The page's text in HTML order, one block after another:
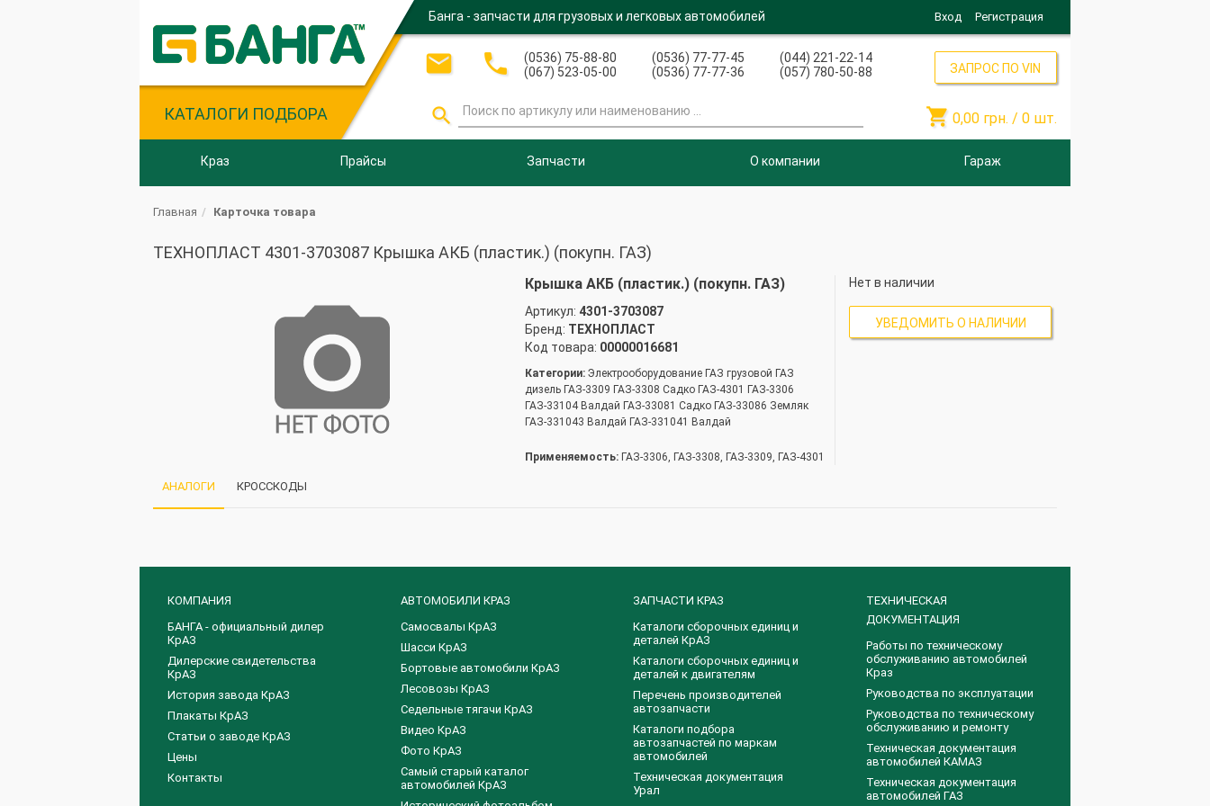
КАТАЛОГИ ПОДБОРА
Банга - запчасти для грузовых и легковых автомобилей Вход Регистрация
 
(0536) 75-88-80
(067) 523-05-00
(0536) 77-77-45
(0536) 77-77-36
(044) 221-22-14
(057) 780-50-88

ЗАПРОС ПО VIN
 0,00 грн. / 0 шт.
Краз Прайсы Запчасти О компании Гараж
Главная Карточка товара
ТЕХНОПЛАСТ 4301-3703087 Крышка АКБ (пластик.) (покупн. ГАЗ)
Крышка АКБ (пластик.) (покупн. ГАЗ)
Артикул: 4301-3703087
Бренд: ТЕХНОПЛАСТ
Код товара: 00000016681
Категории: Электрооборудование ГАЗ грузовой ГАЗ
дизель ГАЗ-3309 ГАЗ-3308 Садко ГАЗ-4301 ГАЗ-3306
ГАЗ-33104 Валдай ГАЗ-33081 Садко ГАЗ-33086 Земляк
ГАЗ-331043 Валдай ГАЗ-331041 Валдай
Применяемость: ГАЗ-3306, ГАЗ-3308, ГАЗ-3309, ГАЗ-4301
Нет в наличии
УВЕДОМИТЬ О НАЛИЧИИ
АНАЛОГИ КРОССКОДЫ
КОМПАНИЯ
БАНГА - официальный дилер
КрАЗ
Дилерские свидетельства
КрАЗ
История завода КрАЗ
Плакаты КрАЗ
Статьи о заводе КрАЗ
Цены
Контакты
АВТОМОБИЛИ КРАЗ
Самосвалы КрАЗ
Шасси КрАЗ
Бортовые автомобили КрАЗ
Лесовозы КрАЗ
Седельные тягачи КрАЗ
Видео КрАЗ
Фото КрАЗ
Самый старый каталог
автомобилей КрАЗ
ЗАПЧАСТИ КРАЗ
Каталоги сборочных единиц и
деталей КрАЗ
​Каталоги сборочных единиц и
деталей к двигателям
Перечень производителей
автозапчасти
Каталоги подбора
автозапчастей по маркам
автомобилей
Техническая документация
Урал
ТЕХНИЧЕСКАЯ
ДОКУМЕНТАЦИЯ
Работы по техническому
обслуживанию автомобилей
Краз
Руководства по эксплуатации
Руководства по техническому
обслуживанию и ремонту
Техническая документация
автомобилей КАМАЗ
Техническая документация
автомобилей ГАЗ